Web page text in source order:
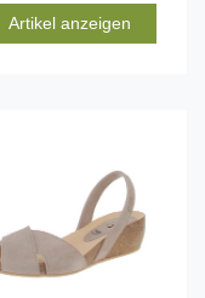
Artikel anzeigen